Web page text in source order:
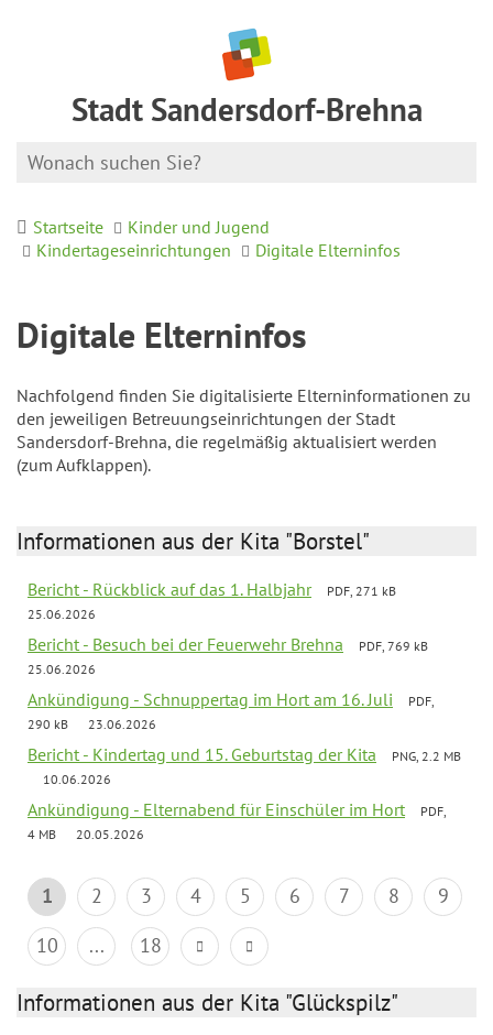
Stadt Sandersdorf-Brehna
Startseite
Kinder und Jugend
Kindertageseinrichtungen
Digitale Elterninfos
Digitale Elterninfos
Nachfolgend finden Sie digitalisierte Elterninformationen zu
den jeweiligen Betreuungseinrichtungen der Stadt
Sandersdorf-Brehna, die regelmäßig aktualisiert werden
(zum Aufklappen).
Informationen aus der Kita "Borstel"
Bericht - Rückblick auf das 1. Halbjahr
PDF, 271 kB
25.06.2026
Bericht - Besuch bei der Feuerwehr Brehna
PDF, 769 kB
25.06.2026
Ankündigung - Schnuppertag im Hort am 16. Juli
PDF,
290 kB
23.06.2026
Bericht - Kindertag und 15. Geburtstag der Kita
PNG, 2.2 MB
10.06.2026
Ankündigung - Elternabend für Einschüler im Hort
PDF,
4 MB
20.05.2026
1 2 3 4 5 6 7 8
9
10
... 18
Informationen aus der Kita "Glückspilz"